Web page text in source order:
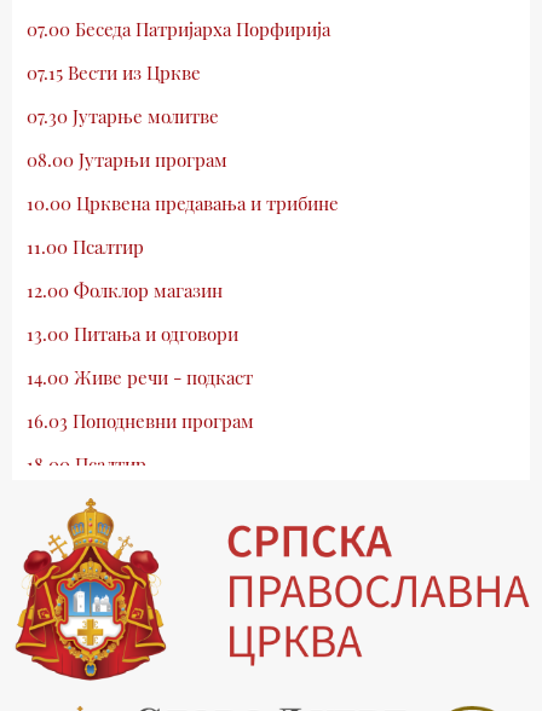
07.00 Беседа Патријарха Порфирија
07.15 Вести из Цркве
07.30 Јутарње молитве
08.00 Јутарњи програм
10.00 Црквена предавања и трибине
11.00 Псалтир
12.00 Фолклор магазин
13.00 Питања и одговори
14.00 Живе речи - подкаст
16.03 Поподневни програм
18.00 Псалтир
19.03 Млади у Цркви
19.30 Вечерње молитве
20.00 Вести из Цркве
20.15 Реч архијереја
20.30 Хроника Архиепископије